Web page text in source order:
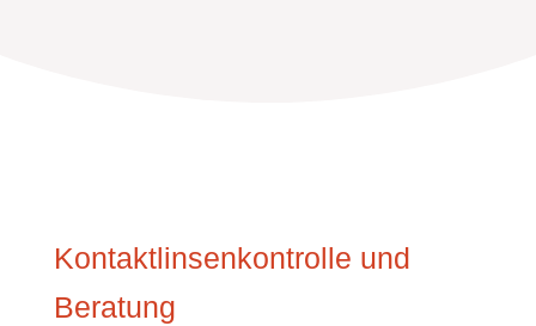
Kontaktlinsenkontrolle und
Beratung